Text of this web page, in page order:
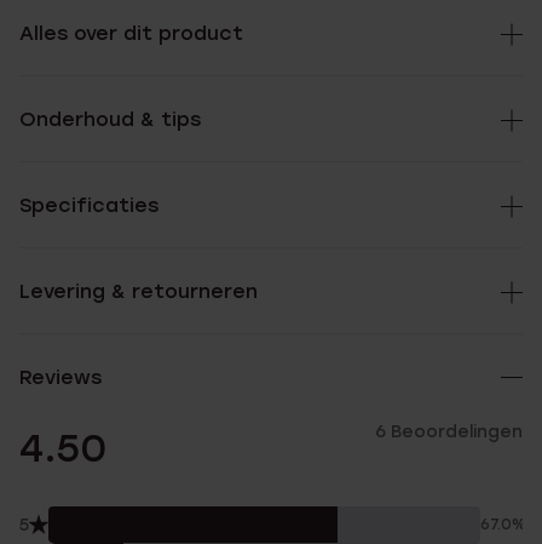
Alles over dit product
Onderhoud & tips
Specificaties
Levering & retourneren
Reviews
4.50 6 Beoordelingen
5 67.0%